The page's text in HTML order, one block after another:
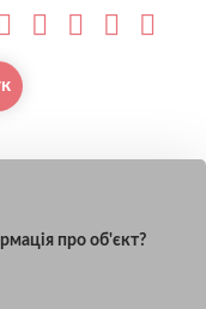
про об'єкт?